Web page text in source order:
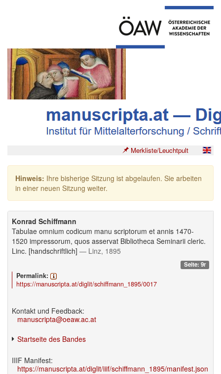
Merkliste/Leuchtpult
Hinweis: Ihre bisherige Sitzung ist abgelaufen. Sie arbeiten
in einer neuen Sitzung weiter.
Konrad Schiffmann
Tabulae omnium codicum manu scriptorum et annis 1470-
1520 impressorum, quos asservat Bibliotheca Seminarii cleric.
Linc. [handschriftlich] — Linz, 1895
Seite: 9r
Permalink:
https://manuscripta.at/diglit/schiffmann_1895/0017
Kontakt und Feedback:
manuscripta@oeaw.ac.at
Startseite des Bandes
IIIF Manifest:
https://manuscripta.at/diglit/iiif/schiffmann_1895/manifest.json